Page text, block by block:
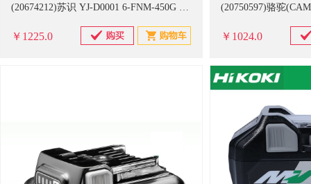
(20674212)苏识 YJ-D0001 6-FNM-450G 蓄电池(单位：件)
￥1225.0 ￥1024.0